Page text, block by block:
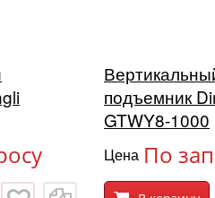
подъемник
GTWY8-1000
Цена По